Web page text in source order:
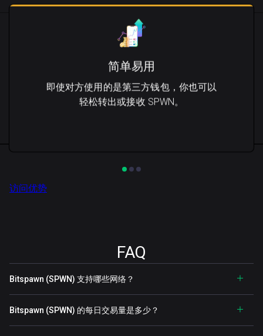
简单易用
即使对方使用的是第三方钱包，你也可以
轻松转出或接收 SPWN。
访问优势
FAQ
Bitspawn (SPWN) 支持哪些网络？
Bitspawn (SPWN) 的每日交易量是多少？